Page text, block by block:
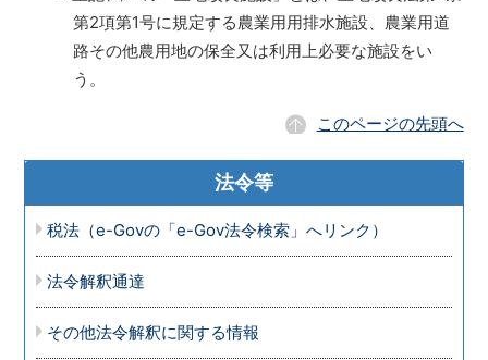
第2項第1号に規定する農業用用排水施設、農業用道
路その他農用地の保全又は利用上必要な施設をい
う。
このページの先頭へ
法令等
税法（e-Govの「e-Gov法令検索」へリンク）
法令解釈通達
その他法令解釈に関する情報